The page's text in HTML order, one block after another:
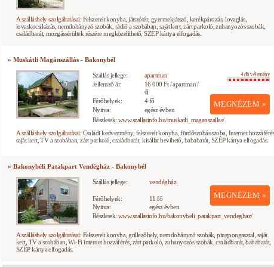
A szálláshely szolgáltatásai: Felszerelt konyha, játszótér, gyermekjátszó, kerékpározás, lovaglás,
lovaskocsikázás, nemdohányzó szobák, rádió a szobában, saját kert, zárt parkoló, zuhanyozós szobák,
családbarát, mozgássérültek részére megközelíthető, SZÉP kártya elfogadás.
» Muskátli Magánszállás - Bakonybél
Szállás jellege: apartman 4 db vélemény
MEGNÉZEM »
Jellemző ár:
16 000 Ft / apartman /
éj
Férőhelyek:
4 fő
Nyitva:
egész évben
Részletek: www.szallasinfo.hu/muskatli_maganszallas/
A szálláshely szolgáltatásai: Családi kedvezmény, felszerelt konyha, fürdőszobás szoba, Internet
saját kert, TV a szobában, zárt parkoló, családbarát, kisállat bevihető, bababarát, SZÉP kártya elfogadás.
» Bakonybéli Patakpart Vendégház - Bakonybél
Szállás jellege: vendégház
MEGNÉZEM »
Férőhelyek:
11 fő
Nyitva:
egész évben
Részletek: www.szallasinfo.hu/bakonybeli_patakpart_vendeghaz/
A szálláshely szolgáltatásai: Felszerelt konyha, grillezőhely, nemdohányzó szobák, pingpongasztal, saját
kert, TV a szobában, Wi-Fi internet hozzáférés, zárt parkoló, zuhanyozós szobák, családbarát, bababarát,
SZÉP kártya elfogadás.